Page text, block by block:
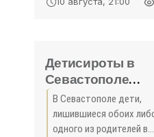
годовщине
журналисты
Детисироты в
Севастополе
получат
дополнительные
льготы - «Общество
В Севастополе дети,
лишившиеся обоих
одного из родителей в